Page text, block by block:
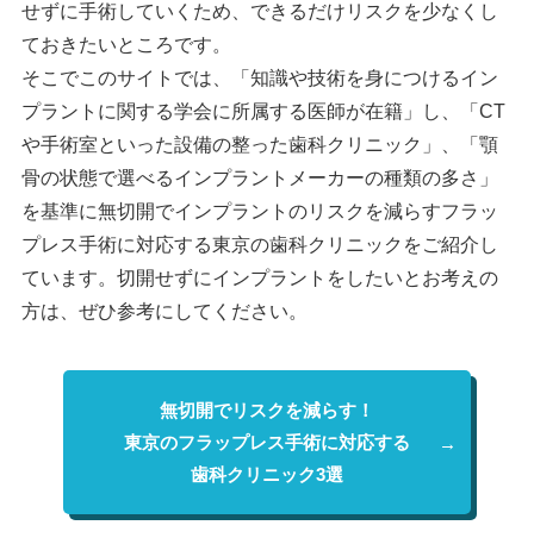
せずに手術していくため、できるだけリスクを少なくし
ておきたいところです。
そこでこのサイトでは、「知識や技術を身につけるイン
プラントに関する学会に所属する医師が在籍」し、「CT
や手術室といった設備の整った歯科クリニック」、「顎
骨の状態で選べるインプラントメーカーの種類の多さ」
を基準に無切開でインプラントのリスクを減らすフラッ
プレス手術に対応する東京の歯科クリニックをご紹介し
ています。切開せずにインプラントをしたいとお考えの
方は、ぜひ参考にしてください。
無切開でリスクを減らす！
東京のフラップレス手術に対応する
歯科クリニック3選